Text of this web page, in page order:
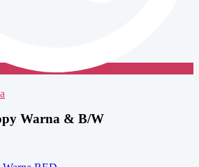
Warna & B/W